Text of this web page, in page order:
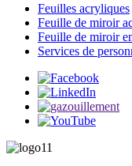
Feuilles acryliques
Feuille de miroir
Feuille de miroir
Services de